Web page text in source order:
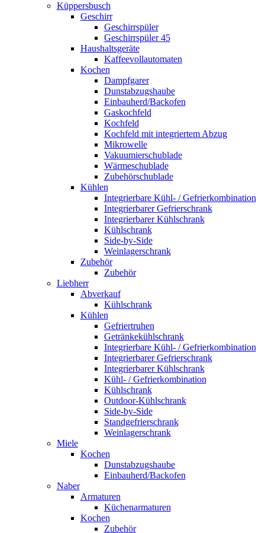
Küppersbusch
Geschirr
Geschirrspüler
Geschirrspüler 45
Haushaltsgeräte
Kaffeevollautomaten
Kochen
Dampfgarer
Dunstabzugshaube
Einbauherd/Backofen
Gaskochfeld
Kochfeld
Kochfeld mit integriertem Abzug
Mikrowelle
Vakuumierschublade
Wärmeschublade
Zubehörschublade
Kühlen
Integrierbare Kühl- / Gefrierkombination
Integrierbarer Gefrierschrank
Integrierbarer Kühlschrank
Kühlschrank
Side-by-Side
Weinlagerschrank
Zubehör
Zubehör
Liebherr
Abverkauf
Kühlschrank
Kühlen
Gefriertruhen
Getränkekühlschrank
Integrierbare Kühl- / Gefrierkombination
Integrierbarer Gefrierschrank
Integrierbarer Kühlschrank
Kühl- / Gefrierkombination
Kühlschrank
Outdoor-Kühlschrank
Side-by-Side
Standgefrierschrank
Weinlagerschrank
Miele
Kochen
Dunstabzugshaube
Einbauherd/Backofen
Naber
Armaturen
Küchenarmaturen
Kochen
Zubehör